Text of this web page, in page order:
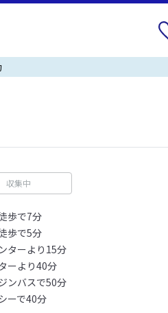
収集中
歩で7分
歩で5分
ターより15分
ーより40分
ンバスで50分
ーで40分